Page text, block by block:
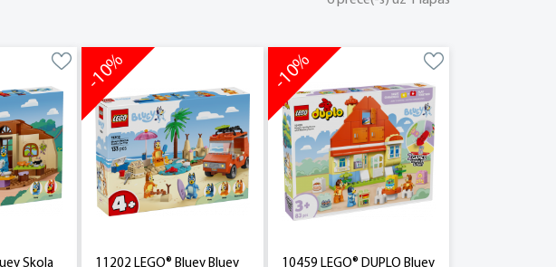
Skola
11202 LEGO® Bluey Bluey
-10%
10459 LEGO® DUPLO Bluey
-10%